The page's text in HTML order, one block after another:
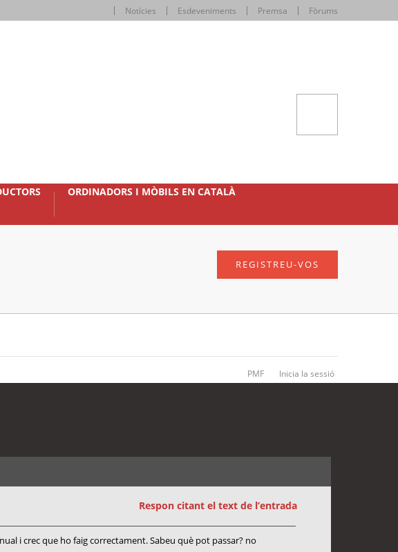
Notícies Esdeveniments Premsa Fòrums
ORDINADORS I MÒBILS EN CATALÀ
REGISTREU-VOS
PMF Inicia la sessió
Respon citant el text de l’entrada
i crec que ho faig correctament. Sabeu què pot passar? no